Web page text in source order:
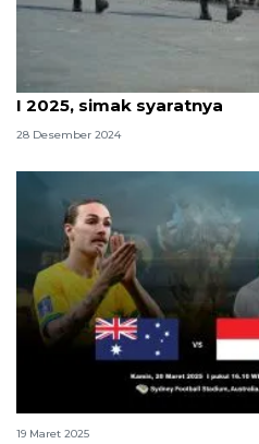
TNI AD buka pendaftaran
I 2025, simak syaratnya
28 Desember 2024
19 Maret 2025